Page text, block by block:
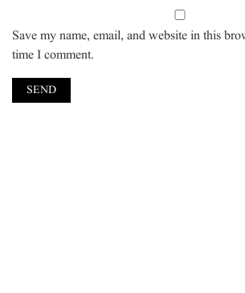
Save my name, email, and website in this
time I comment.